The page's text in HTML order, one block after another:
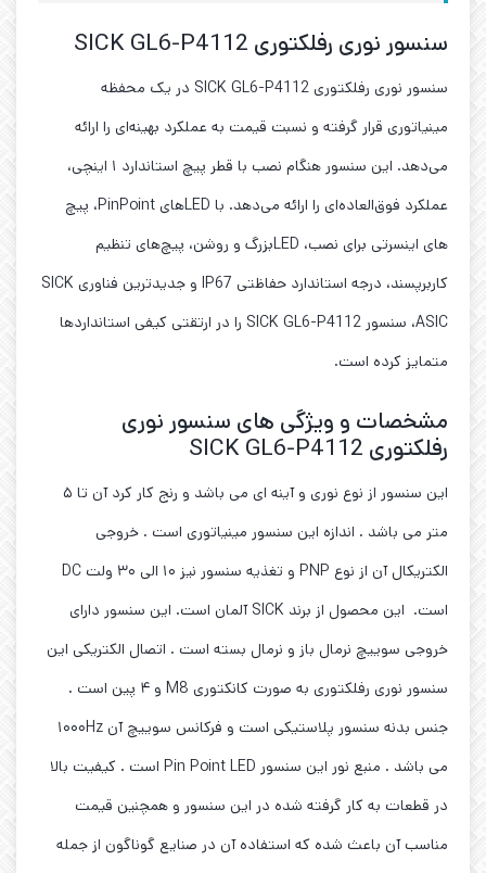
سنسور نوری رفلکتوری SICK GL6-P4112
سنسور نوری رفلکتوری SICK GL6-P4112 در یک محفظه
مینیاتوری قرار گرفته و نسبت قیمت به عملکرد بهینه‌ای را ارائه
می‌دهد. این سنسور هنگام نصب با قطر پیچ استاندارد ۱ اینچی،
عملکرد فوق‌العاده‌ای را ارائه می‌دهد. با LEDهای PinPoint، پیچ
های اینسرتی برای نصب، LEDبزرگ و روشن، پیچ‌های تنظیم
کاربرپسند، درجه استاندارد حفاظتی IP67 و جدیدترین فناوری SICK
ASIC، سنسور SICK GL6-P4112 را در ارتقتی کیفی استانداردها
متمایز کرده است.
مشخصات و ویژگی های سنسور نوری
رفلکتوری SICK GL6-P4112
این سنسور از نوع نوری و آینه ای می باشد و رنج کار کرد آن تا ۵
متر می باشد . اندازه این سنسور مینیاتوری است . خروجی
الکتریکال آن از نوع PNP و تغذیه سنسور نیز ۱۰ الی ۳۰ ولت DC
است. این محصول از برند SICK آلمان است. این سنسور دارای
خروجی سوییچ نرمال باز و نرمال بسته است . اتصال الکتریکی این
سنسور نوری رفلکتوری به صورت کانکتوری M8 و ۴ پین است .
جنس بدنه سنسور پلاستیکی است و فرکانس سوییچ آن ۱۰۰۰Hz
می باشد . منبع نور این سنسور Pin Point LED است . کیفیت بالا
در قطعات به کار گرفته شده در این سنسور و همچنین قیمت
مناسب آن باعث شده که استفاده آن در صنایع گوناگون از جمله